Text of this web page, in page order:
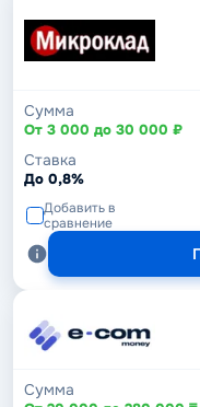
Сумма
От 3 000 до 30 000 ₽
Ставка
До 0,8%
Добавить в
сравнение
Сумма